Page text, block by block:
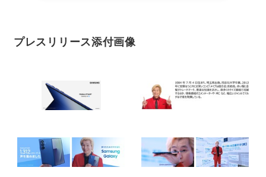
プレスリリース添付画像